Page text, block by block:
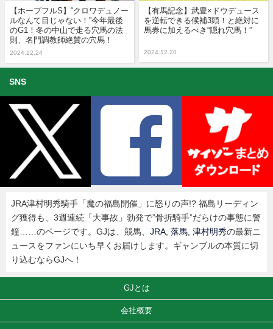
【ホープフルS】“クロワデュノー
ルなんて目じゃない！”今年最後
のG1！冬の中山で走る穴馬の法
則、名門調教師絶賛の穴馬！
2024.12.24
【有馬記念】武豊×ドウデュース
を逆転できる候補3頭！と絶対に
馬券に加えるべき“隠れ穴馬！”
2024.12.20
SNS
JRA津村明秀騎手「魔の福島開催」に怒りの声!? 福島リーディン
グ獲得も、3週連続「大事故」勃発で”骨折騎手”だらけの事態に警
鐘……のページです。GJは、競馬、 JRA 落馬 津村明秀の最新ニ
ュースをファンにいち早くお届けします。ギャンブルの本質に切
り込むならGJへ！
GJとは
会社概要